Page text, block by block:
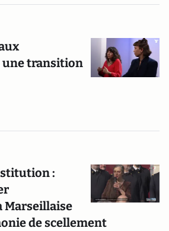
une transition
:
Marseillaise
de scellement